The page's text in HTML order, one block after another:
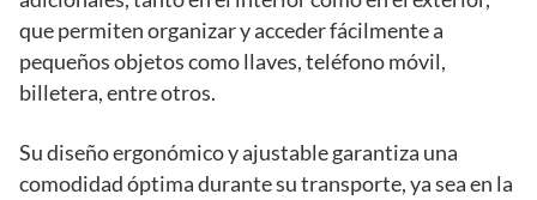
que permiten organizar y acceder fácilmente a
pequeños objetos como llaves, teléfono móvil,
billetera, entre otros.
Su diseño ergonómico y ajustable garantiza una
comodidad óptima durante su transporte, ya sea en la